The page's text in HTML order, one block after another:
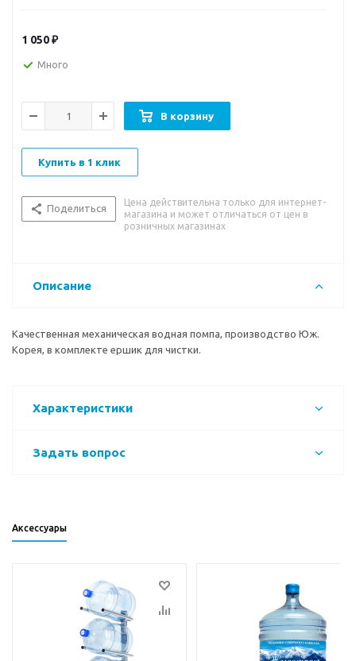
1 050₽
Много
В корзину
Купить в 1 клик
Поделиться
Цена действительна только для интернет-
магазина и может отличаться от цен в
розничных магазинах
Описание
Качественная механическая водная помпа, производство Юж.
Корея, в комплекте ершик для чистки.
Характеристики
Задать вопрос
Аксессуары